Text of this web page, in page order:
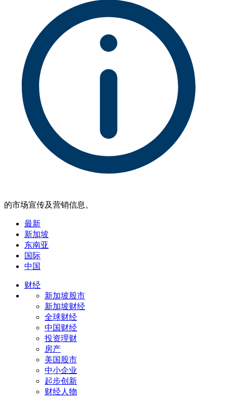
的市场宣传及营销信息。
最新
新加坡
东南亚
国际
中国
财经
新加坡股市
新加坡财经
全球财经
中国财经
投资理财
房产
美国股市
中小企业
起步创新
财经人物